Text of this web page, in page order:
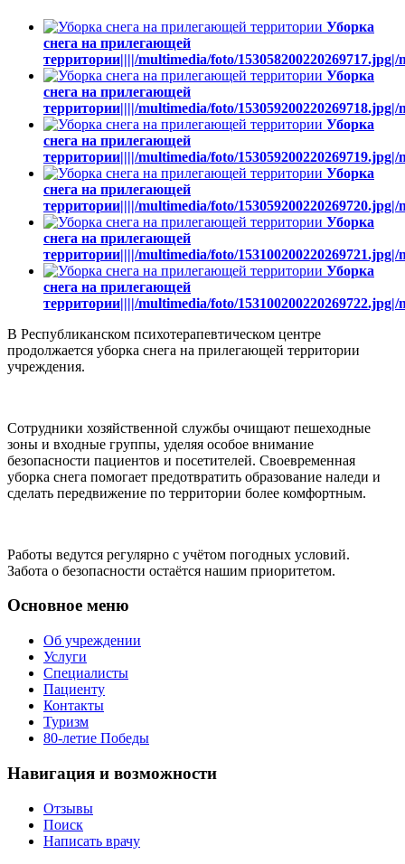
Уборка
снега на прилегающей
территории||||/multimedia/foto/
Уборка
снега на прилегающей
территории||||/multimedia/foto/
Уборка
снега на прилегающей
территории||||/multimedia/foto/
Уборка
снега на прилегающей
территории||||/multimedia/foto/
Уборка
снега на прилегающей
территории||||/multimedia/foto/
Уборка
снега на прилегающей
территории||||/multimedia/foto/
В Республиканском психотерапевтическом центре
продолжается уборка снега на прилегающей территории
учреждения.
Сотрудники хозяйственной службы очищают пешеходные
зоны и входные группы, уделяя особое внимание
безопасности пациентов и посетителей. Своевременная
уборка снега помогает предотвратить образование наледи и
сделать передвижение по территории более комфортным.
Работы ведутся регулярно с учётом погодных условий.
Забота о безопасности остаётся нашим приоритетом.
Основное меню
Об учреждении
Услуги
Специалисты
Пациенту
Контакты
Туризм
80-летие Победы
Навигация и возможности
Отзывы
Поиск
Написать врачу